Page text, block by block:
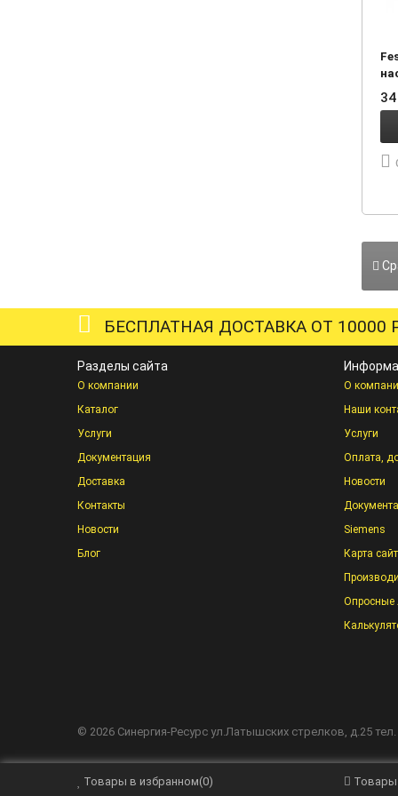
БЕСПЛАТНАЯ ДОСТАВКА ОТ 10000
Разделы сайта
О компании
Каталог
Услуги
Документация
Доставка
Контакты
Новости
Блог
О
Наши
Услуги
Оплата,
Новости
Siemens
Карта
Опросные
© 2026 Синергия-Ресурс ул.Латышских стрелков, д.25 тел.
Товары в избранном(0) Товары